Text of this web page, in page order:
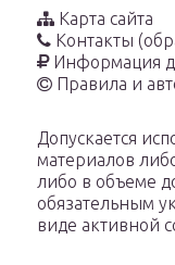
Карта сайта
Контакты
Информация
Правила и
Допускается
материалов
либо в объеме
обязательным
виде активной